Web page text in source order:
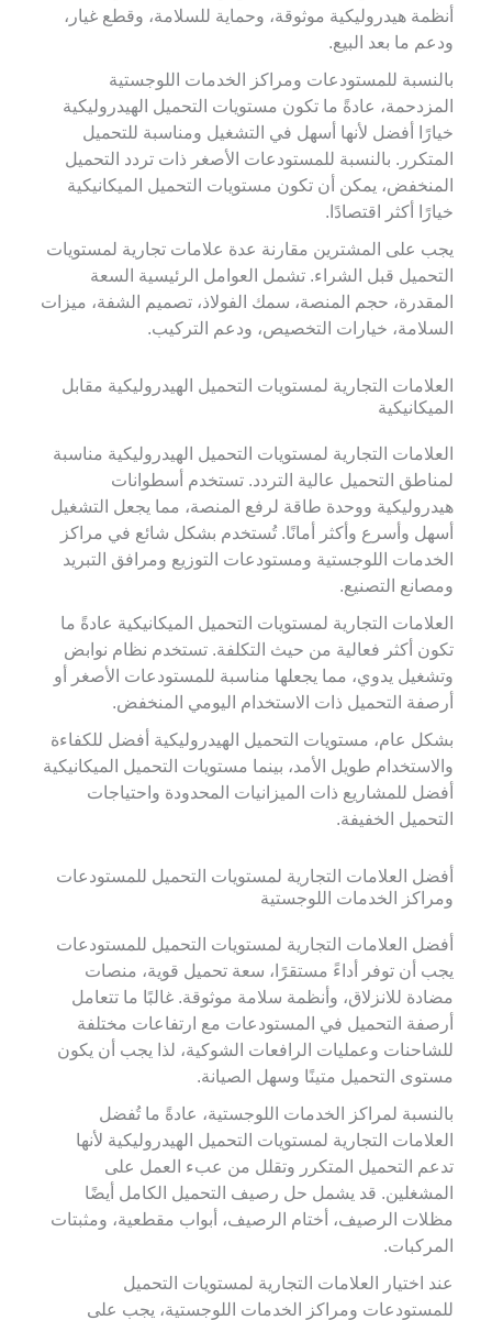
أنظمة هيدروليكية موثوقة، وحماية للسلامة، وقطع غيار،
ودعم ما بعد البيع.
بالنسبة للمستودعات ومراكز الخدمات اللوجستية
المزدحمة، عادةً ما تكون مستويات التحميل الهيدروليكية
خيارًا أفضل لأنها أسهل في التشغيل ومناسبة للتحميل
المتكرر. بالنسبة للمستودعات الأصغر ذات تردد التحميل
المنخفض، يمكن أن تكون مستويات التحميل الميكانيكية
خيارًا أكثر اقتصادًا.
يجب على المشترين مقارنة عدة علامات تجارية لمستويات
التحميل قبل الشراء. تشمل العوامل الرئيسية السعة
المقدرة، حجم المنصة، سمك الفولاذ، تصميم الشفة، ميزات
السلامة، خيارات التخصيص، ودعم التركيب.
العلامات التجارية لمستويات التحميل الهيدروليكية مقابل
الميكانيكية
العلامات التجارية لمستويات التحميل الهيدروليكية مناسبة
لمناطق التحميل عالية التردد. تستخدم أسطوانات
هيدروليكية ووحدة طاقة لرفع المنصة، مما يجعل التشغيل
أسهل وأسرع وأكثر أمانًا. تُستخدم بشكل شائع في مراكز
الخدمات اللوجستية ومستودعات التوزيع ومرافق التبريد
ومصانع التصنيع.
العلامات التجارية لمستويات التحميل الميكانيكية عادةً ما
تكون أكثر فعالية من حيث التكلفة. تستخدم نظام نوابض
وتشغيل يدوي، مما يجعلها مناسبة للمستودعات الأصغر أو
أرصفة التحميل ذات الاستخدام اليومي المنخفض.
بشكل عام، مستويات التحميل الهيدروليكية أفضل للكفاءة
والاستخدام طويل الأمد، بينما مستويات التحميل الميكانيكية
أفضل للمشاريع ذات الميزانيات المحدودة واحتياجات
التحميل الخفيفة.
أفضل العلامات التجارية لمستويات التحميل للمستودعات
ومراكز الخدمات اللوجستية
أفضل العلامات التجارية لمستويات التحميل للمستودعات
يجب أن توفر أداءً مستقرًا، سعة تحميل قوية، منصات
مضادة للانزلاق، وأنظمة سلامة موثوقة. غالبًا ما تتعامل
أرصفة التحميل في المستودعات مع ارتفاعات مختلفة
للشاحنات وعمليات الرافعات الشوكية، لذا يجب أن يكون
مستوى التحميل متينًا وسهل الصيانة.
بالنسبة لمراكز الخدمات اللوجستية، عادةً ما تُفضل
العلامات التجارية لمستويات التحميل الهيدروليكية لأنها
تدعم التحميل المتكرر وتقلل من عبء العمل على
المشغلين. قد يشمل حل رصيف التحميل الكامل أيضًا
مظلات الرصيف، أختام الرصيف، أبواب مقطعية، ومثبتات
المركبات.
عند اختيار العلامات التجارية لمستويات التحميل
للمستودعات ومراكز الخدمات اللوجستية، يجب على